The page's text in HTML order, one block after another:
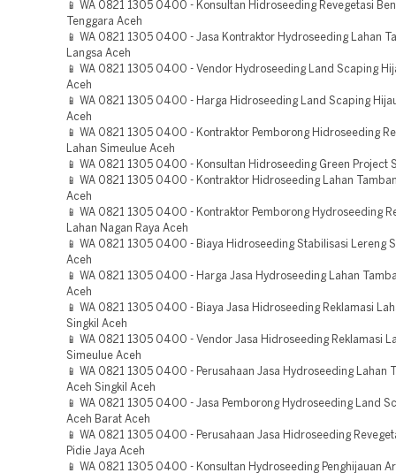
📱 WA 0821 1305 0400 - Konsultan Hidroseeding Revegetasi
Tenggara Aceh
📱 WA 0821 1305 0400 - Jasa Kontraktor Hydroseeding Lahan
Langsa Aceh
📱 WA 0821 1305 0400 - Vendor Hydroseeding Land Scaping
Aceh
📱 WA 0821 1305 0400 - Harga Hidroseeding Land Scaping
Aceh
📱 WA 0821 1305 0400 - Kontraktor Pemborong Hidroseeding
Lahan Simeulue Aceh
📱 WA 0821 1305 0400 - Konsultan Hidroseeding Green Project
📱 WA 0821 1305 0400 - Kontraktor Hidroseeding Lahan
Aceh
📱 WA 0821 1305 0400 - Kontraktor Pemborong Hydroseeding
Lahan Nagan Raya Aceh
📱 WA 0821 1305 0400 - Biaya Hidroseeding Stabilisasi Lereng
Aceh
📱 WA 0821 1305 0400 - Harga Jasa Hydroseeding Lahan
Aceh
📱 WA 0821 1305 0400 - Biaya Jasa Hidroseeding Reklamasi
Singkil Aceh
📱 WA 0821 1305 0400 - Vendor Jasa Hidroseeding Reklamasi
Simeulue Aceh
📱 WA 0821 1305 0400 - Perusahaan Jasa Hydroseeding Lahan
Aceh Singkil Aceh
📱 WA 0821 1305 0400 - Jasa Pemborong Hydroseeding Land
Aceh Barat Aceh
📱 WA 0821 1305 0400 - Perusahaan Jasa Hidroseeding
Pidie Jaya Aceh
📱 WA 0821 1305 0400 - Konsultan Hydroseeding Penghijauan